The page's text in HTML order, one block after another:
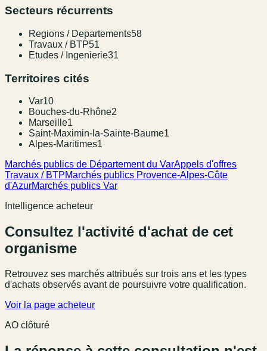
Secteurs récurrents
Regions / Departements58
Travaux / BTP51
Etudes / Ingenierie31
Territoires cités
Var10
Bouches-du-Rhône2
Marseille1
Saint-Maximin-la-Sainte-Baume1
Alpes-Maritimes1
Marchés publics de Département du VarAppels d'offres
Travaux / BTPMarchés publics Provence-Alpes-Côte
d'AzurMarchés publics Var
Intelligence acheteur
Consultez l'activité d'achat de cet
organisme
Retrouvez ses marchés attribués sur trois ans et les types
d'achats observés avant de poursuivre votre qualification.
Voir la page acheteur
AO clôturé